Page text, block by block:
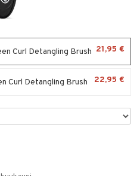
Curl Detangling Brush 21,95 €
Curl Detangling Brush 22,95 €